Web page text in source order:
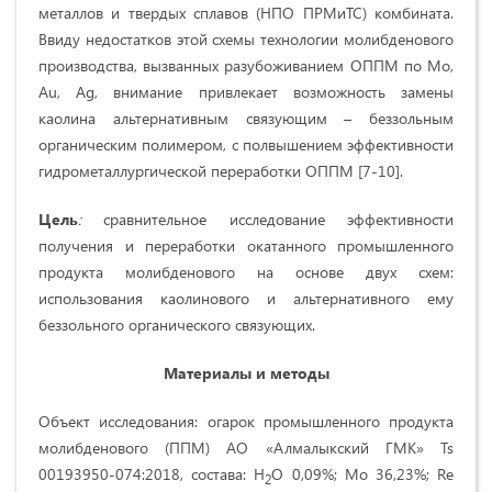
металлов и твердых сплавов (НПО ПРМиТС) комбината.
Ввиду недостатков этой схемы технологии молибденового
производства, вызванных разубоживанием ОППМ по Мо,
Au, Ag, внимание привлекает возможность замены
каолина альтернативным связующим – беззольным
органическим полимером, с полвышением эффективности
гидрометаллургической переработки ОППМ [7-10].
Цель:сравнительное исследование эффективности
получения и переработки окатанного промышленного
продукта молибденового на основе двух схем:
использования каолинового и альтернативного ему
беззольного органического связующих.
Материалы и методы
Объект исследования: огарок промышленного продукта
молибденового (ППМ) АО «Алмалыкский ГМК» Ts
00193950-074:2018, состава: Н2О 0,09%; Мо 36,23%; Re